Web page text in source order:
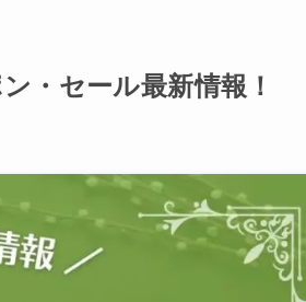
・セール最新情報！